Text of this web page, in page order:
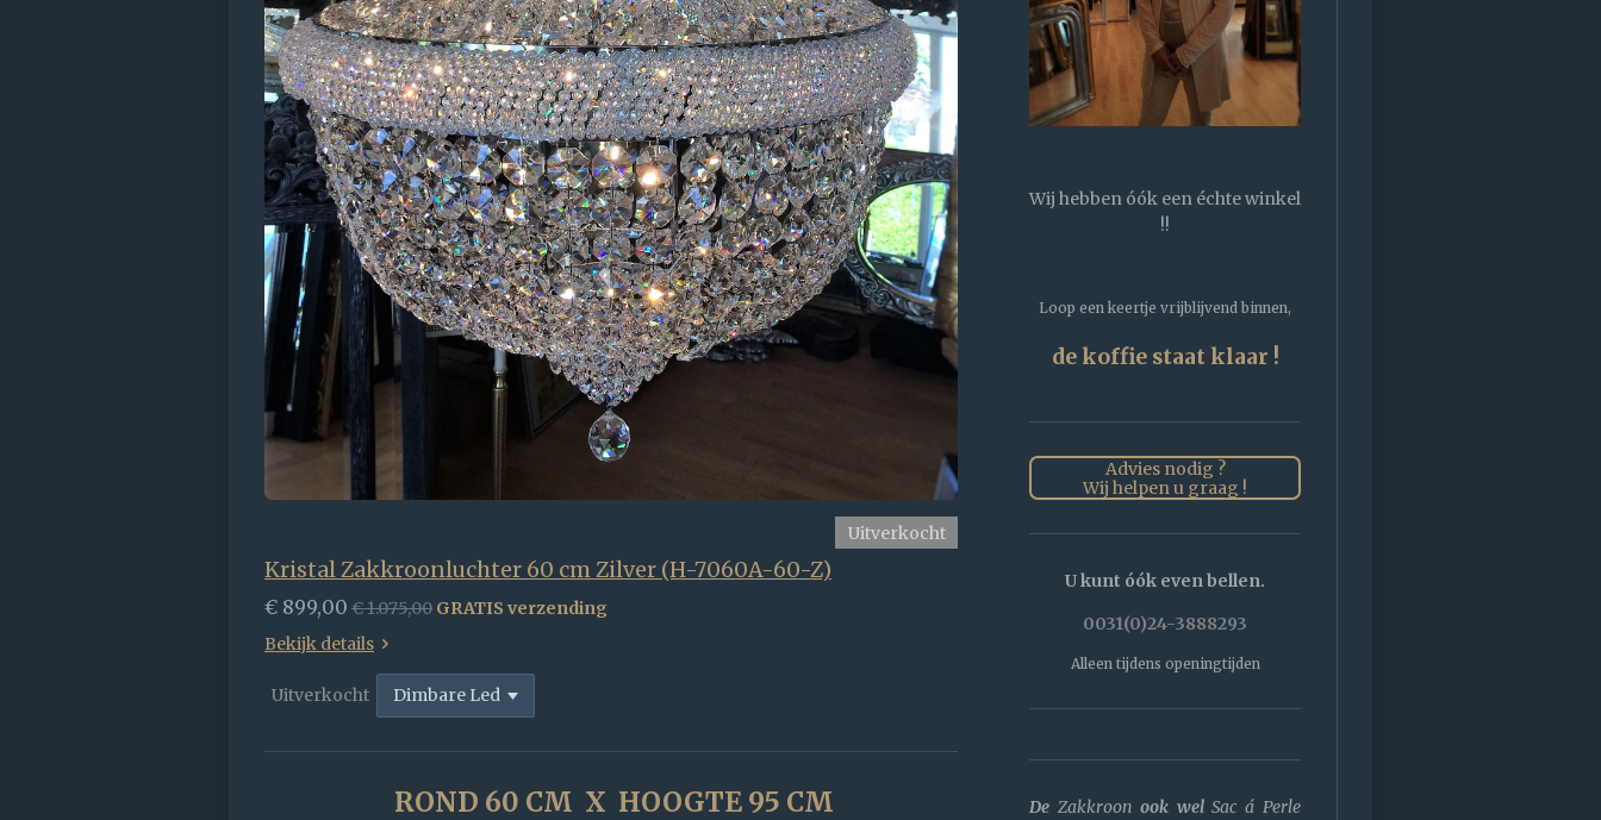
Uitverkocht
Kristal Zakkroonluchter 60 cm Zilver (H-7060A-60-Z)
€ 899,00 € 1.075,00 GRATIS verzending
Bekijk details
Uitverkocht
ROND 60 CM X HOOGTE 95 CM
Wij hebben óók een échte winkel
!!
Loop een keertje vrijblijvend binnen,
de koffie staat klaar !
Advies nodig ?
Wij helpen u graag !
U kunt óók even bellen.
0031(0)24-3888293
Alleen tijdens openingtijden
De Zakkroonook welSac á Perle